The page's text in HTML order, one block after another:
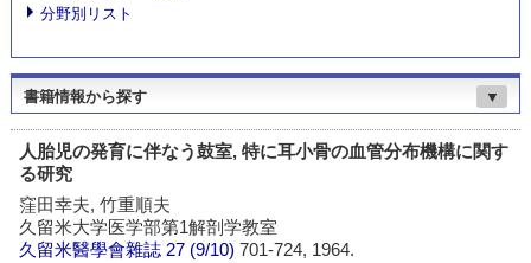
分野別リスト
書籍情報から探す ▼
人胎児の発育に伴なう鼓室, 特に耳小骨の血管分布機構に関す
る研究
窪田幸夫, 竹重順夫
久留米大学医学部第1解剖学教室
久留米醫學會雜誌 27 (9/10)701-724, 1964.